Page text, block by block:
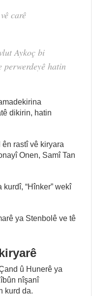
carê
Aykoç bi
hatin
dikirin, hatin
rastî vê kiryara
Onen, Samî Tan
“Hînker” wekî
ya Stenbolê ve tê
û Hunerê ya
nîşanî
kurd da.